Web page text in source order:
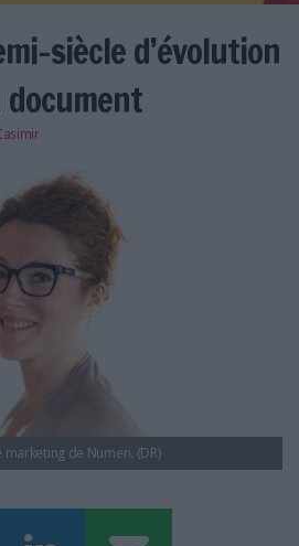
siècle d’évolution
de Numen. (DR)